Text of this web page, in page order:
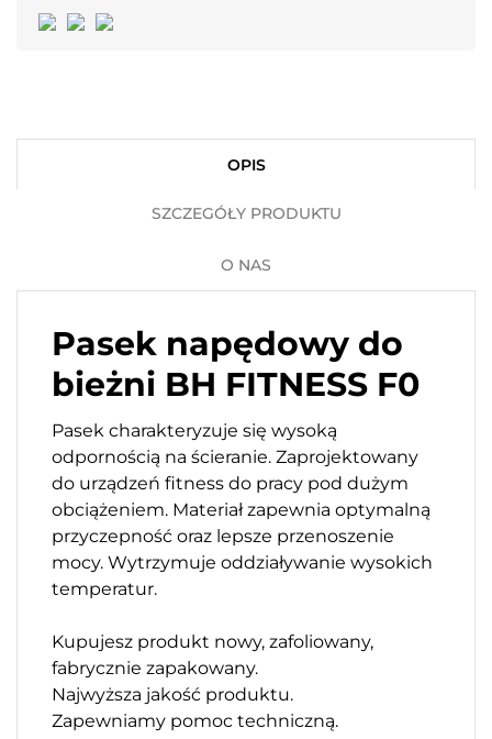
OPIS
SZCZEGÓŁY PRODUKTU
O NAS
Pasek napędowy do
bieżni BH FITNESS F0
Pasek charakteryzuje się wysoką
odpornością na ścieranie. Zaprojektowany
do urządzeń fitness do pracy pod dużym
obciążeniem. Materiał zapewnia optymalną
przyczepność oraz lepsze przenoszenie
mocy. Wytrzymuje oddziaływanie wysokich
temperatur.
Kupujesz produkt nowy, zafoliowany,
fabrycznie zapakowany.
Najwyższa jakość produktu.
Zapewniamy pomoc techniczną.